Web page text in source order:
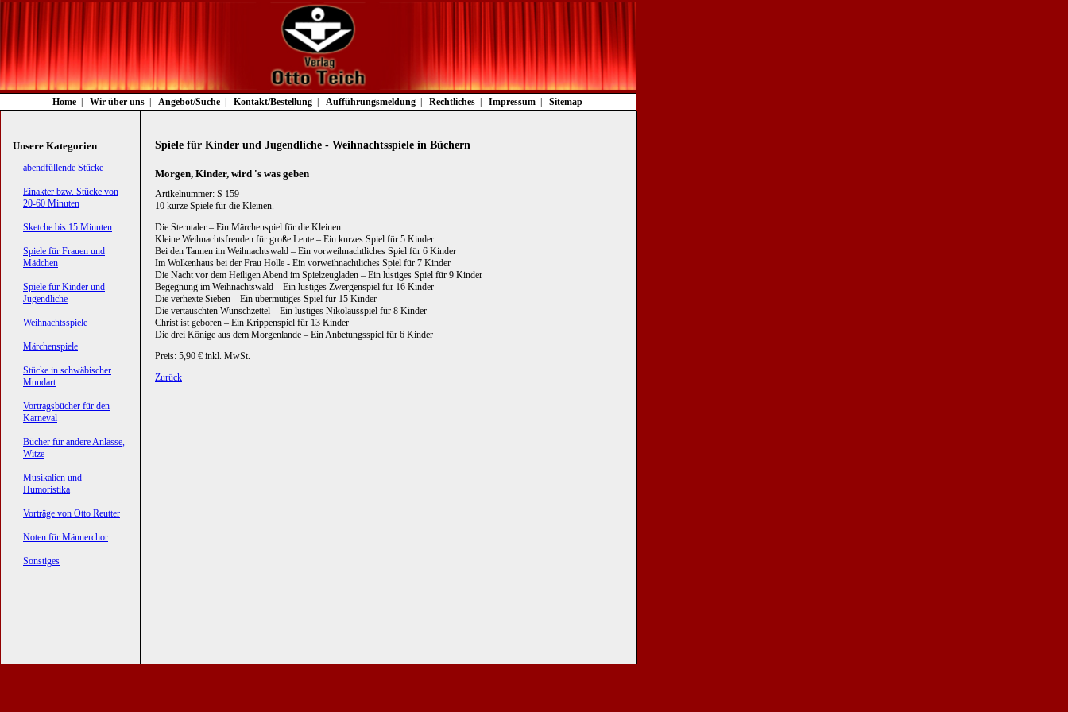
Navigation
überspringen
Home Wir über uns Angebot/Suche Kontakt/Bestellung Aufführungsmeldung Rechtliches Impressum Sitemap
Spiele für Kinder und Jugendliche - Weihnachtsspiele in Büchern
Morgen, Kinder, wird 's was geben
Artikelnummer: S 159
10 kurze Spiele für die Kleinen.
Die Sterntaler – Ein Märchenspiel für die Kleinen
Kleine Weihnachtsfreuden für große Leute – Ein kurzes Spiel für 5 Kinder
Bei den Tannen im Weihnachtswald – Ein vorweihnachtliches Spiel für 6 Kinder
Im Wolkenhaus bei der Frau Holle - Ein vorweihnachtliches Spiel für 7 Kinder
Die Nacht vor dem Heiligen Abend im Spielzeugladen – Ein lustiges Spiel für 9 Kinder
Begegnung im Weihnachtswald – Ein lustiges Zwergenspiel für 16 Kinder
Die verhexte Sieben – Ein übermütiges Spiel für 15 Kinder
Die vertauschten Wunschzettel – Ein lustiges Nikolausspiel für 8 Kinder
Christ ist geboren – Ein Krippenspiel für 13 Kinder
Die drei Könige aus dem Morgenlande – Ein Anbetungsspiel für 6 Kinder
Preis: 5,90 € inkl. MwSt.
Zurück
Unsere Kategorien
Navigation
abendfüllende Stücke
Einakter bzw. Stücke von
20-60 Minuten
Sketche bis 15 Minuten
Spiele für Frauen und
Mädchen
Spiele für Kinder und
Jugendliche
Weihnachtsspiele
Märchenspiele
Stücke in schwäbischer
Mundart
Vortragsbücher für den
Karneval
Bücher für andere Anlässe,
Witze
Musikalien und
Humoristika
Vorträge von Otto Reutter
Noten für Männerchor
Sonstiges